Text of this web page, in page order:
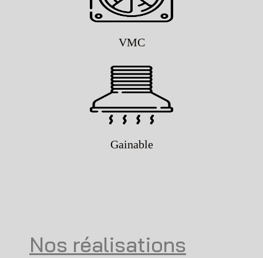
VMC
Gainable
Nos réalisations